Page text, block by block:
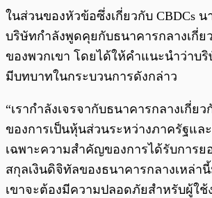
ในส่วนของหัวข้อซึ่งเกี่ยวกับ CBDCs น
บริษัทกำลังพูดคุยกับธนาคารกลางเกี่
ของพวกเขา โดยได้ให้คำแนะนำว่าบ
มีบทบาทในกระบวนการดังกล่าว
“เรากำลังเจรจากับธนาคารกลางเกี่ย
ของการเป็นหุ้นส่วนระหว่างภาครัฐแล
เฉพาะความสำคัญของการได้รับการย
สกุลเงินดิจิทัลของธนาคารกลางเหล่า
เขาจะต้องมีความปลอดภัยสำหรับผู้ใช้